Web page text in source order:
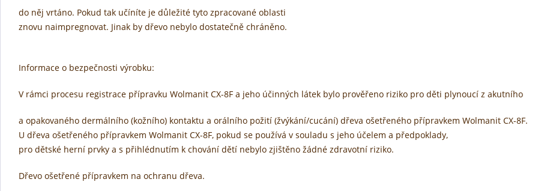
do něj vrtáno. Pokud tak učíníte je důležité tyto zpracované oblasti
znovu naimpregnovat. Jinak by dřevo nebylo dostatečně chráněno.
Informace o bezpečnosti výrobku:
V rámci procesu registrace přípravku Wolmanit CX-8F a jeho účinných látek bylo prověřeno riziko pro děti plynoucí z akutního
a opakovaného dermálního (kožního) kontaktu a orálního požití (žvýkání/cucání) dřeva ošetřeného přípravkem Wolmanit CX-8F.
U dřeva ošetřeného přípravkem Wolmanit CX-8F, pokud se používá v souladu s jeho účelem a předpoklady,
pro dětské herní prvky a s přihlédnutím k chování dětí nebylo zjištěno žádné zdravotní riziko.
Dřevo ošetřené přípravkem na ochranu dřeva.